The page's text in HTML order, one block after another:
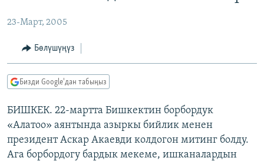
САЯСАТ
ЭКОНОМИКА
ДҮЙНӨ
БОРБОР АЗИЯ
УКРАИНА
АТАЙЫН ИЛИКТӨӨ
БҮГҮН АЗАТТЫКТА
ЭКСПЕРТТЕР ТАЛДАЙТ
ДАНИСТЕ
ПОДКАСТ
ӨЗГӨЧӨ ПИКИР
Русский
23-Март, 2005
Бөлүшүңүз
Бизди Google'дан табыңыз
БИШКЕК. 22-мартта Бишкектин борбордук
«Алатоо» аянтында азыркы бийлик менен
президент Аскар Акаевди колдогон митинг болду.
Ага борбордогу бардык мекеме, ишканалардын